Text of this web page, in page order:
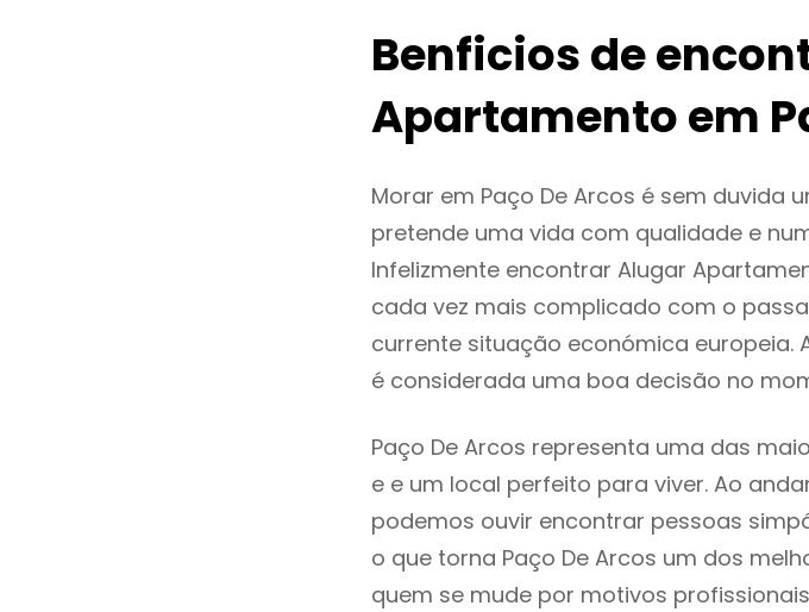
Benficios de
Apartamento em
Morar em Paço De Arcos é sem duvida
pretende uma vida com qualidade e
Infelizmente encontrar Alugar
cada vez mais complicado com o
currente situação económica europeia.
é considerada uma boa decisão no
Paço De Arcos representa uma das
e e um local perfeito para viver. Ao
podemos ouvir encontrar pessoas
o que torna Paço De Arcos um dos
quem se mude por motivos